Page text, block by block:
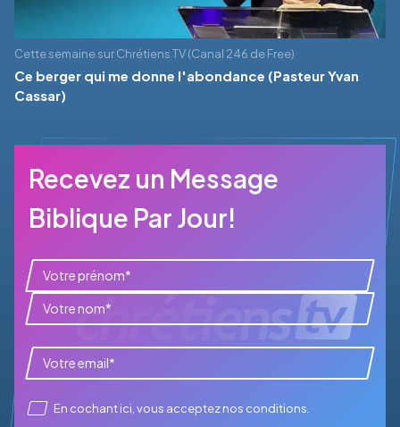
Cette semaine sur Chrétiens TV (Canal 246 de Free)
Ce berger qui me donne l'abondance (Pasteur Yvan
Cassar)
Recevez un Message
Biblique Par Jour!
En cochant ici, vous accepteznos conditions